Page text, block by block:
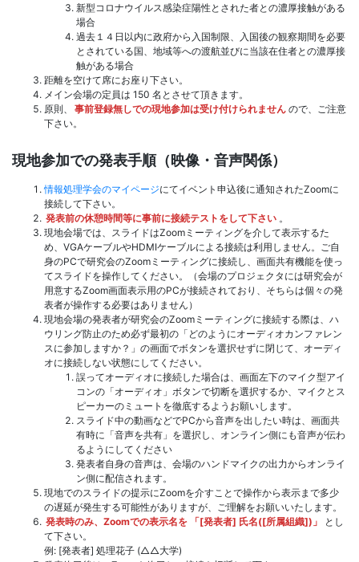
新型コロナウイルス感染症陽性とされた者との濃厚接触がある
場合
過去１４日以内に政府から入国制限、入国後の観察期間を必要
とされている国、地域等への渡航並びに当該在住者との濃厚接
触がある場合
距離を空けて席にお座り下さい。
メイン会場の定員は 150 名とさせて頂きます。
原則、
事前登録無しでの現地参加は受け付けられません ので、ご注意
下さい。
現地参加での発表手順（映像・音声関係）
情報処理学会のマイページにてイベント申込後に通知されたZoomに
接続して下さい。
発表前の休憩時間等に事前に接続テストをして下さい 。
現地会場では、スライドはZoomミーティングを介して表示するた
め、VGAケーブルやHDMIケーブルによる接続は利用しません。ご自
身のPCで研究会のZoomミーティングに接続し、画面共有機能を使っ
てスライドを操作してください。（会場のプロジェクタには研究会が
用意するZoom画面表示用のPCが接続されており、そちらは個々の発
表者が操作する必要はありません）
現地会場の発表者が研究会のZoomミーティングに接続する際は、ハ
ウリング防止のため必ず最初の「どのようにオーディオカンファレン
スに参加しますか？」の画面でボタンを選択せずに閉じて、オーディ
オに接続しない状態にしてください。
誤ってオーディオに接続した場合は、画面左下のマイク型アイ
コンの「オーディオ」ボタンで切断を選択するか、マイクとス
ピーカーのミュートを徹底するようお願いします。
スライド中の動画などでPCから音声を出したい時は、画面共
有時に「音声を共有」を選択し、オンライン側にも音声が伝わ
るようにしてください
発表者自身の音声は、会場のハンドマイクの出力からオンライ
ン側に配信されます。
現地でのスライドの提示にZoomを介すことで操作から表示まで多少
の遅延が発生する可能性がありますが、ご理解をお願いいたします。
発表時のみ、Zoomでの表示名を 「[発表者] 氏名([所属組織])」
とし
て下さい。
例: [発表者] 処理花子 (△△大学)